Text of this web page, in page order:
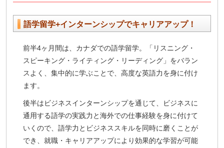
語学留学+インターンシップでキャリアアップ！
前半4ヶ月間は、 カナダでの語学留学。「リスニング・
スピーキング・ライティング・リーディング」をバラン
スよく、集中的に学ぶことで、高度な英語力を身に付け
ます。
後半はビジネスインターンシップを通じて、ビジネスに
通用する語学の実践力と海外での仕事経験を身に付けて
いくので、語学力とビジネススキルを同時に磨くことが
でき、就職・キャリアアップにより効果的な学習が可能